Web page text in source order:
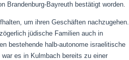
Brandenburg-Bayreuth bestätigt worden.
um ihren Geschäften nachzugehen.
jüdische Familien auch in
bestehende halb-autonome israelitische
es in Kulmbach bereits zu einer